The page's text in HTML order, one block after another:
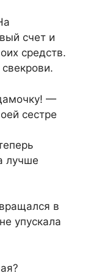
счет и
средств.
—
сестре
лучше
в
упускала